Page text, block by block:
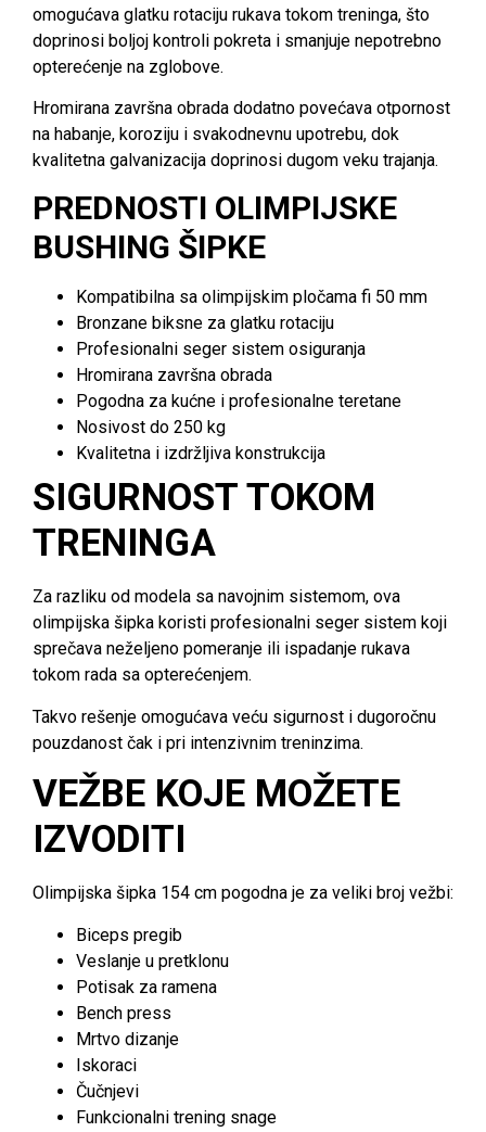
omogućava glatku rotaciju rukava tokom treninga, što
doprinosi boljoj kontroli pokreta i smanjuje nepotrebno
opterećenje na zglobove.
Hromirana završna obrada dodatno povećava otpornost
na habanje, koroziju i svakodnevnu upotrebu, dok
kvalitetna galvanizacija doprinosi dugom veku trajanja.
PREDNOSTI OLIMPIJSKE
BUSHING ŠIPKE
Kompatibilna sa olimpijskim pločama fi 50 mm
Bronzane biksne za glatku rotaciju
Profesionalni seger sistem osiguranja
Hromirana završna obrada
Pogodna za kućne i profesionalne teretane
Nosivost do 250 kg
Kvalitetna i izdržljiva konstrukcija
SIGURNOST TOKOM
TRENINGA
Za razliku od modela sa navojnim sistemom, ova
olimpijska šipka koristi profesionalni seger sistem koji
sprečava neželjeno pomeranje ili ispadanje rukava
tokom rada sa opterećenjem.
Takvo rešenje omogućava veću sigurnost i dugoročnu
pouzdanost čak i pri intenzivnim treninzima.
VEŽBE KOJE MOŽETE
IZVODITI
Olimpijska šipka 154 cm pogodna je za veliki broj vežbi:
Biceps pregib
Veslanje u pretklonu
Potisak za ramena
Bench press
Mrtvo dizanje
Iskoraci
Čučnjevi
Funkcionalni trening snage